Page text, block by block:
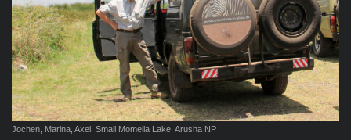
Jochen, Marina, Axel, Small Momella Lake, Arusha NP